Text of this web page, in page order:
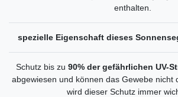
enthalten.
spezielle Eigenschaft dieses
Schutz bis zu 90% der gefährlichen UV-
abgewiesen und können das Gewebe nicht
wird dieser Schutz immer